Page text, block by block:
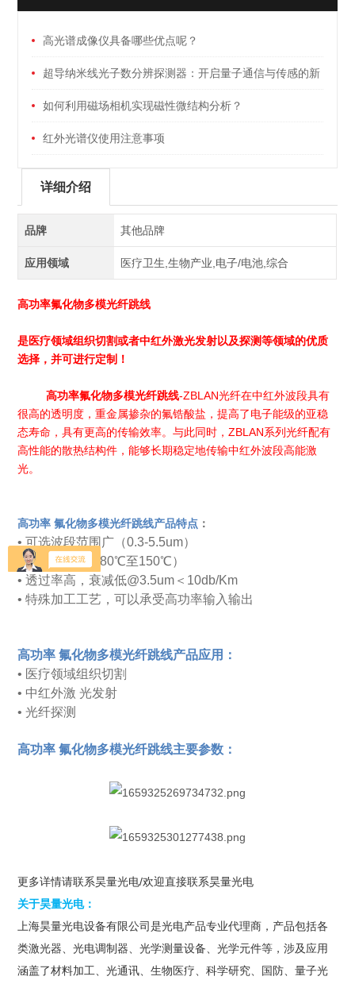
高光谱成像仪具备哪些优点呢？
超导纳米线光子数分辨探测器：开启量子通信与传感的新
纪元如何利用磁场相机实现磁性微结构分析？
红外光谱仪使用注意事项
详细介绍
品牌 其他品牌
应用领域 医疗卫生,生物产业,电子/电池,综合
高功率氟化物多模光纤跳线
是医疗领域组织切割或者中红外激光发射以及探测等领域的优质
选择，并可进行定制！
高功率氟化物多模光纤跳线-ZBLAN光纤在中红外波段具有
很高的透明度，重金属掺杂的氟锆酸盐，提高了电子能级的亚稳
态寿命，具有更高的传输效率。与此同时，ZBLAN系列光纤配有
高性能的散热结构件，能够长期稳定地传输中红外波段高能激
光。
高功率 氟化物多模光纤跳线产品特点 ：
• 可选波段范围广（0.3-5.5um）
• 耐高低温（-180℃至150℃）
• 透过率高， 衰减低@3.5um ＜10db/Km
•特殊加工工艺，可以承受高功率输入输出
高功率 氟化物多模光纤跳线产品应用：
• 医疗领域组织切割
• 中红外激 光发射
• 光纤探测
高功率 氟化物多模光纤跳线主要参数：
更多详情请联系昊量光电/欢迎直接联系昊量光电
关于昊量光电：
上海昊量光电设备有限公司是光电产品专业代理商，产品包括各
类激光器、光电调制器、光学测量设备、光学元件等，涉及应用
涵盖了材料加工、光通讯、生物医疗、科学研究、国防、量子光